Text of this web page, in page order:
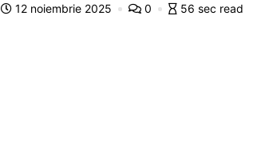
12 noiembrie 2025 0 56 sec read